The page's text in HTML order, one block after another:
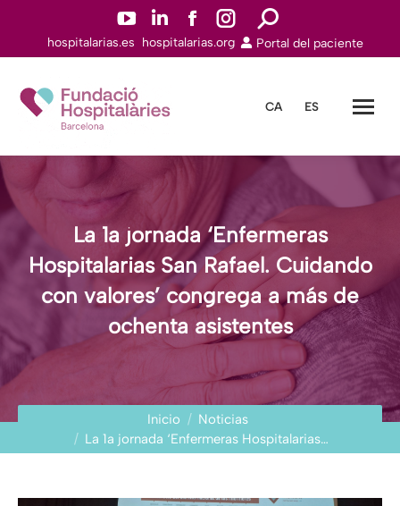
YouTuben
abre
una
ventana
Linkedinn
abre
ventana
Facebookn
abre
ventana
Instagramn
abre
ventana
Buscar:
hospitalarias.es hospitalarias.org Portal del paciente
CA ES
La 1a jornada ‘Enfermeras
Hospitalarias San Rafael. Cuidando
con valores’ congrega a más de
ochenta asistentes
Inicio
Noticias
La 1a jornada ‘Enfermeras Hospitalarias…